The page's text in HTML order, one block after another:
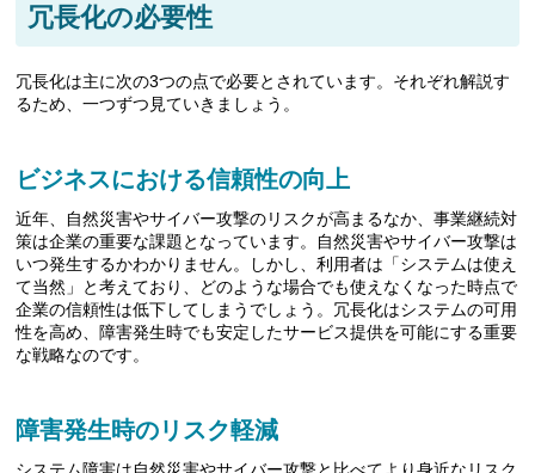
冗長化の必要性
冗長化は主に次の3つの点で必要とされています。それぞれ解説す
るため、一つずつ見ていきましょう。
ビジネスにおける信頼性の向上
近年、自然災害やサイバー攻撃のリスクが高まるなか、事業継続対
策は企業の重要な課題となっています。自然災害やサイバー攻撃は
いつ発生するかわかりません。しかし、利用者は「システムは使え
て当然」と考えており、どのような場合でも使えなくなった時点で
企業の信頼性は低下してしまうでしょう。冗長化はシステムの可用
性を高め、障害発生時でも安定したサービス提供を可能にする重要
な戦略なのです。
障害発生時のリスク軽減